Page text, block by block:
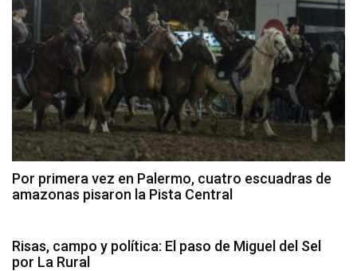
Por primera vez en Palermo, cuatro escuadras de
amazonas pisaron la Pista Central
Risas, campo y política: El paso de Miguel del Sel
por La Rural